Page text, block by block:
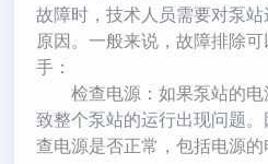
故障时，技术人员需要对泵
原因。一般来说，故障排除
手：
检查电源：如果泵站的电
致整个泵站的运行出现问题
查电源是否正常，包括电源的